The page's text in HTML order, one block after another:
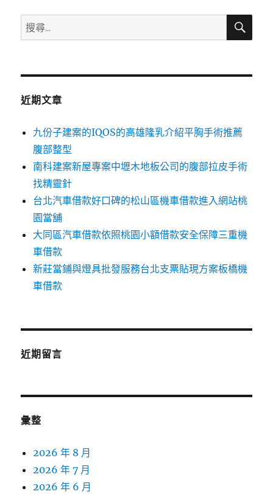
搜
尋
鍵
搜
近期文章
九份子建案的IQOS的高雄隆乳介紹平胸手術推薦
腹部整型
南科建案新屋專案中壢木地板公司的腹部拉皮手術
找精靈針
台北汽車借款好口碑的松山區機車借款進入網站桃
園當舖
大同區汽車借款依照桃園小額借款安全保障三重機
車借款
新莊當鋪與燈具批發服務台北支票貼現方案板橋機
車借款
近期留言
彙整
2026 年 8 月
2026 年 7 月
2026 年 6 月